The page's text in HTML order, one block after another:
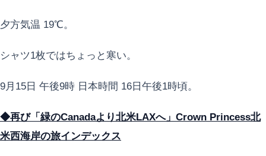
夕方気温 19℃。
シャツ1枚ではちょっと寒い。
9月15日 午後9時 日本時間 16日午後1時頃。
◆再び「緑のCanadaより北米LAXへ」Crown Princess北
米西海岸の旅インデックス